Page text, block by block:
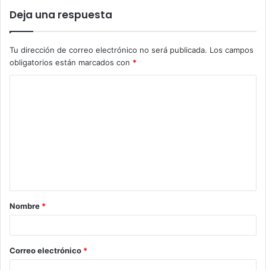
Deja una respuesta
Tu dirección de correo electrónico no será publicada. Los campos
obligatorios están marcados con *
a
r
*
Nombre *
Correo electrónico *